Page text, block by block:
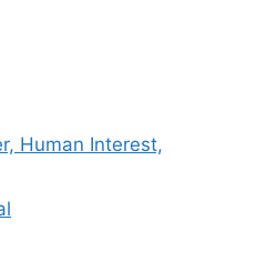
Human Interest,